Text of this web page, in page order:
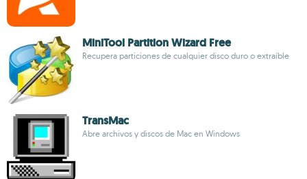
MiniTool Partition Wizard Free
Recupera particiones de cualquier disco duro o extraíble
TransMac
Abre archivos y discos de Mac en Windows